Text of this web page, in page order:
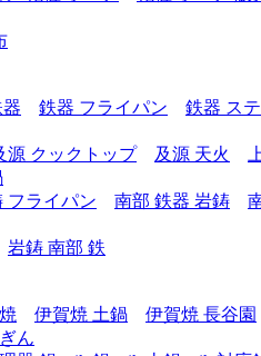
鉄器 フライパン
鉄器 ス
源 クックトップ 及源 天火
フライパン 南部 鉄器 岩鋳
岩鋳 南部 鉄
伊賀焼 土鍋
伊賀焼 長谷園
ん